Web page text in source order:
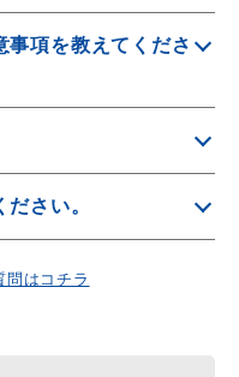
事項を教えてくださ
さい。
問はコチラ